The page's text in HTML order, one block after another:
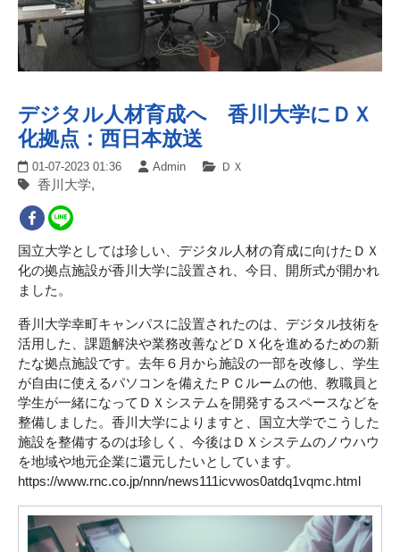
デジタル人材育成へ 香川大学にＤＸ
化拠点：西日本放送
01-07-2023 01:36 Admin ＤＸ
香川大学,
国立大学としては珍しい、デジタル人材の育成に向けたＤＸ
化の拠点施設が香川大学に設置され、今日、開所式が開かれ
ました。
香川大学幸町キャンパスに設置されたのは、デジタル技術を
活用した、課題解決や業務改善などＤＸ化を進めるための新
たな拠点施設です。去年６月から施設の一部を改修し、学生
が自由に使えるパソコンを備えたＰＣルームの他、教職員と
学生が一緒になってＤＸシステムを開発するスペースなどを
整備しました。香川大学によりますと、国立大学でこうした
施設を整備するのは珍しく、今後はＤＸシステムのノウハウ
を地域や地元企業に還元したいとしています。
https://www.rnc.co.jp/nnn/news111icvwos0atdq1vqmc.html